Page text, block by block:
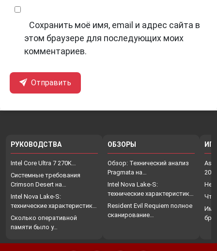
Сохранить моё имя, email и адрес сайта в
этом браузере для последующих моих
комментариев.
Отправить
РУКОВОДСТВА
Intel Core Ultra 7 270K…
Системные требования
Crimson Desert на…
Intel Nova Lake-S:
технические характеристики,
…
Сколько оперативной
памяти было у…
ОБЗОРЫ
Обзор: Технический анализ
Pragmata на…
Intel Nova Lake-S:
технические характеристики,
…
Resident Evil Requiem полное
сканирование…
Что